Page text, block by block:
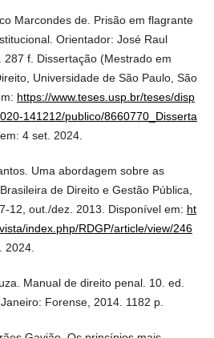
Marcondes de. Prisão em flagrante
Orientador: José Raul
287 f. Dissertação (Mestrado em
Universidade de São Paulo, São
https://www.teses.usp.br/teses/disp
141212/publico/8660770_Disserta
4 set. 2024.
Uma abordagem sobre as
de Direito e Gestão Pública,
12, out./dez. 2013. Disponível em: ht
index.php/RDGP/article/view/246
2024.
Manual de direito penal. 10. ed.
Forense, 2014. 1182 p.